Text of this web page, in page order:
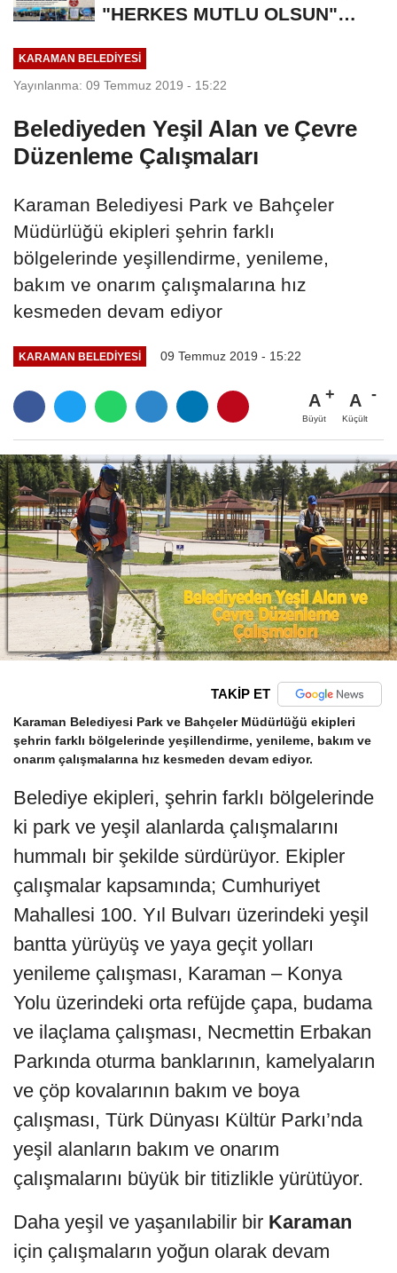
"HERKES MUTLU OLSUN"
GÜNÜNE...
KARAMAN BELEDIYESI
Yayınlanma: 09 Temmuz 2019 - 15:22
Belediyeden Yeşil Alan ve Çevre
Düzenleme Çalışmaları
Karaman Belediyesi Park ve Bahçeler
Müdürlüğü ekipleri şehrin farklı
bölgelerinde yeşillendirme, yenileme,
bakım ve onarım çalışmalarına hız
kesmeden devam ediyor
KARAMAN BELEDIYESI 09 Temmuz 2019 - 15:22
A
Büyüt
A
Küçült
TAKİP ET
Karaman Belediyesi Park ve Bahçeler Müdürlüğü ekipleri
şehrin farklı bölgelerinde yeşillendirme, yenileme, bakım ve
onarım çalışmalarına hız kesmeden devam ediyor.
Belediye ekipleri, şehrin farklı bölgelerinde
ki park ve yeşil alanlarda çalışmalarını
hummalı bir şekilde sürdürüyor. Ekipler
çalışmalar kapsamında; Cumhuriyet
Mahallesi 100. Yıl Bulvarı üzerindeki yeşil
bantta yürüyüş ve yaya geçit yolları
yenileme çalışması, Karaman – Konya
Yolu üzerindeki orta refüjde çapa, budama
ve ilaçlama çalışması, Necmettin Erbakan
Parkında oturma banklarının, kamelyaların
ve çöp kovalarının bakım ve boya
çalışması, Türk Dünyası Kültür Parkı’nda
yeşil alanların bakım ve onarım
çalışmalarını büyük bir titizlikle yürütüyor.
Daha yeşil ve yaşanılabilir bir Karaman
için çalışmaların yoğun olarak devam